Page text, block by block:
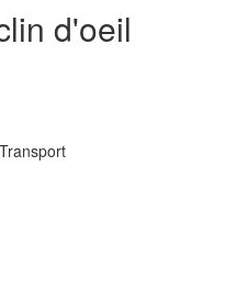
d'oeil